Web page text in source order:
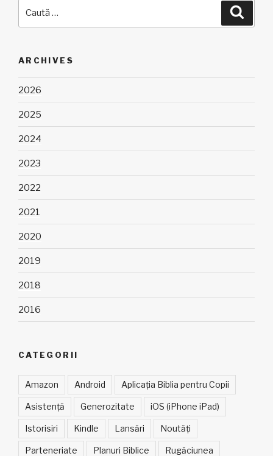
ARCHIVES
2026
2025
2024
2023
2022
2021
2020
2019
2018
2016
CATEGORII
Amazon Android Aplicația Biblia pentru Copii
Asistență Generozitate iOS (iPhone iPad)
Istorisiri Kindle Lansări Noutăți
Parteneriate Planuri Biblice Rugăciunea